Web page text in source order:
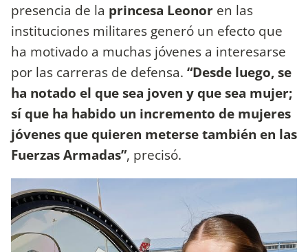
presencia de la princesa Leonor en las
instituciones militares generó un efecto que
ha motivado a muchas jóvenes a interesarse
por las carreras de defensa. “Desde luego, se
ha notado el que sea joven y que sea mujer;
sí que ha habido un incremento de mujeres
jóvenes que quieren meterse también en las
Fuerzas Armadas”, precisó.